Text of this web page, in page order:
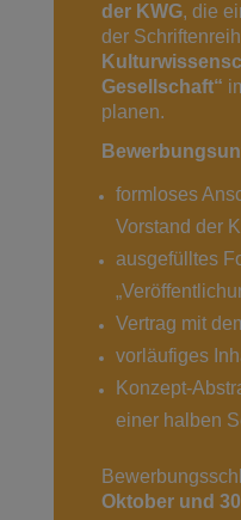
der KWG, die
der
Gesellschaft“
planen.
formloses
Vorstand der
ausgefülltes
Vertrag mit
vorläufiges
Konzept-
einer halben
Oktober und